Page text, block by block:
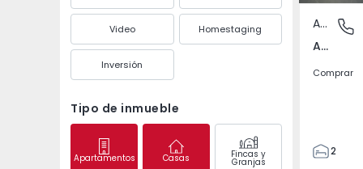
Video Homestaging
Inversión
Tipo de inmueble
Apartamentos Casas Fincas y
Granjas
Amora,
Apartamento
Amora, Setúbal
Comprar
2